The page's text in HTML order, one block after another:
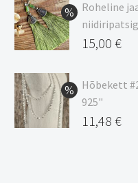
kuni
20,44 €
Roheline
Algne
oli:
17,00 €.
15,00 €
hind
on:
15,00 €.
Hõbekett
925"
Algne
11,48 €